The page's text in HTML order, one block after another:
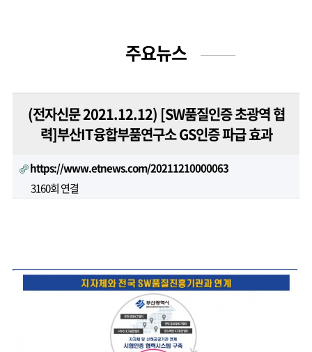
주요뉴스
(전자신문 2021.12.12) [SW품질인증 초광역 협
력]부산IT융합부품연구소 GS인증 파급 효과
https://www.etnews.com/20211210000063
3160회 연결